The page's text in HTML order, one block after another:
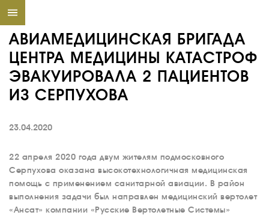
АВИАМЕДИЦИНСКАЯ БРИГАДА
ЦЕНТРА МЕДИЦИНЫ КАТАСТРОФ
ЭВАКУИРОВАЛА 2 ПАЦИЕНТОВ
ИЗ СЕРПУХОВА
23.04.2020
22 апреля 2020 года двум жителям подмосковного
Серпухова оказана высокотехнологичная медицинская
помощь с применением санитарной авиации. В район
выполнения задачи был направлен медицинский вертолет
«Ансат» компании «Русские Вертолетные Системы»